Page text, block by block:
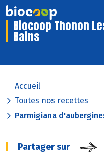
Biocoop Thonon
Bains
Accueil
Toutes nos recettes
Parmigiana
Partager sur